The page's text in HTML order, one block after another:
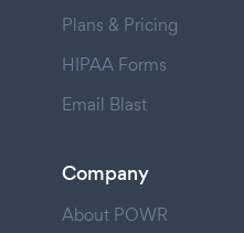
Plans & Pricing
HIPAA Forms
Email Blast
Company
About POWR